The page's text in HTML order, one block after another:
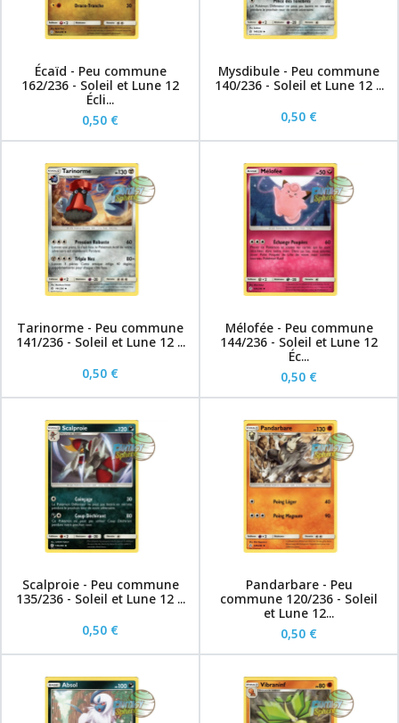
Écaïd - Peu commune
162/236 - Soleil et Lune 12
Écli...
0,50 €
Mysdibule - Peu commune
140/236 - Soleil et Lune 12 ...
0,50 €
Tarinorme - Peu commune
141/236 - Soleil et Lune 12 ...
0,50 €
Mélofée - Peu commune
144/236 - Soleil et Lune 12
Éc...
0,50 €
Scalproie - Peu commune
135/236 - Soleil et Lune 12 ...
0,50 €
Pandarbare - Peu
commune 120/236 - Soleil
et Lune 12...
0,50 €